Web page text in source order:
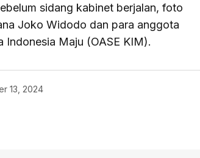
sidang kabinet berjalan, foto
Joko Widodo dan para anggota
Indonesia Maju (OASE KIM).
13, 2024